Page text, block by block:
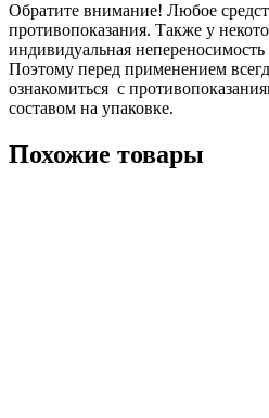
Обратите внимание! Любое
противопоказания. Также у
индивидуальная
Поэтому перед применением
ознакомиться с
составом на упаковке.
Похожие товары